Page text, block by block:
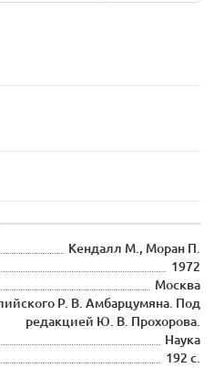
Кендалл М., Моран П.
1972
Москва
Р. В. Амбарцумяна. Под
редакцией Ю. В. Прохорова.
Наука
192 с.